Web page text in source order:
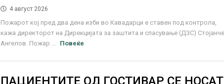
4 август 2026
Пожарот кој пред два дена изби во Кавадарци е ставен под контрола,
кажа директорот на Дирекцијата за заштита и спасување (ДЗС)
Ангелов. Пожар ...
Повеќе
ПАЦИЕНТИТЕ ОД ГОСТИВАР СЕ НОСАТ